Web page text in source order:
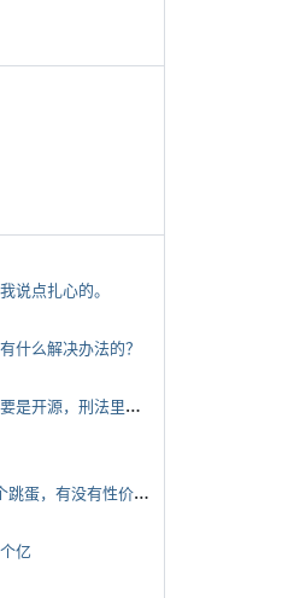
说点扎心的。
什么解决办法的？
*
有啥搞钱的路子吗，开源节流都行，主要是开源，刑法里的咱不做
*
想请教有经验的蛋友，想给媳妇7夕买个跳蛋，有没有性价比高的推荐
亿